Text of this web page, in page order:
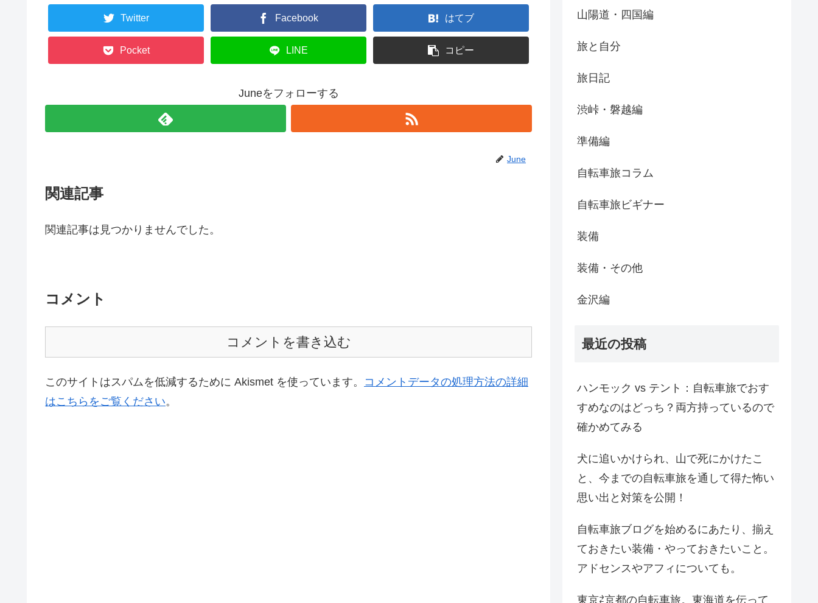
Twitter Facebook はてブ
Pocket LINE コピー
Juneをフォローする
June
関連記事
関連記事は見つかりませんでした。
コメント
コメントを書き込む
このサイトはスパムを低減するために Akismet を使っています。 コメントデータの処理方法の詳細
はこちらをご覧ください。
山陽道・四国編
旅と自分
旅日記
渋峠・磐越編
準備編
自転車旅コラム
自転車旅ビギナー
装備
装備・その他
金沢編
最近の投稿
ハンモック vs テント：自転車旅でおす
すめなのはどっち？両方持っているので
確かめてみる
犬に追いかけられ、山で死にかけたこ
と、今までの自転車旅を通して得た怖い
思い出と対策を公開！
自転車旅ブログを始めるにあたり、揃え
ておきたい装備・やっておきたいこと。
アドセンスやアフィについても。
東京⇄京都の自転車旅。東海道を伝って